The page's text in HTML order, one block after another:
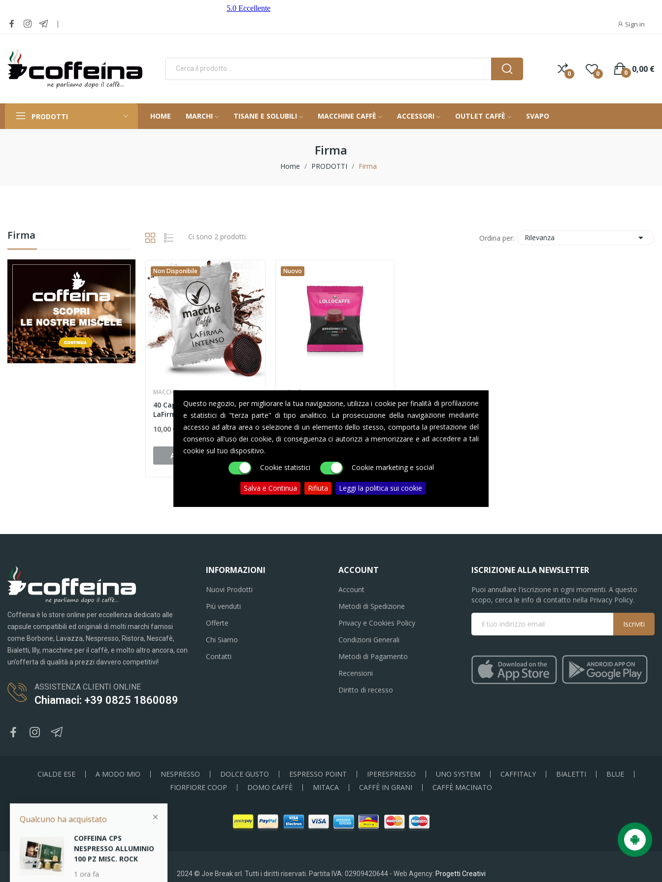
Sign in
0 0 0,00 €
0
PRODOTTI HOME MARCHI TISANE E SOLUBILI MACCHINE CAFFÈ ACCESSORI OUTLET CAFFÈ SVAPO
Firma
Home PRODOTTI Firma
Firma Ci sono 2 prodotti. Ordina per: Rilevanza 
Non Disponibile
MACCHE'
40 Capsule Macché Caffè
LaFirma Intenso -...
10,00 €
Aggiungi al carrello
Nuovo
LOLLO
80 Capsule Lollo Caffè
PassioneSigna Nero...
15,55 €
Coffeina è lo store online per eccellenza dedicato alle
capsule compatibili ed originali di molti marchi famosi
come Borbone, Lavazza, Nespresso, Ristora, Nescafè,
Bialetti, Illy, macchine per il caffè, e molto altro ancora, con
un’offerta di qualità a prezzi davvero competitivi!
ASSISTENZA CLIENTI ONLINE
Chiamaci: +39 0825 1860089
INFORMAZIONI
Nuovi Prodotti
Più venduti
Offerte
Chi Siamo
Contatti
ACCOUNT
Account
Metodi di Spedizione
Privacy e Cookies Policy
Condizioni Generali
Metodi di Pagamento
Recensioni
Diritto di recesso
ISCRIZIONE ALLA NEWSLETTER
Puoi annullare l'iscrizione in ogni momenti. A questo
scopo, cerca le info di contatto nella Privacy Policy.
Iscriviti
CIALDE ESE A MODO MIO NESPRESSO DOLCE GUSTO ESPRESSO POINT IPERESPRESSO UNO SYSTEM CAFFITALY BIALETTI
BLUE
FIORFIORE COOP
DOMO CAFFÈ MITACA CAFFÈ IN GRANI CAFFÈ MACINATO
2024 © Joe Break srl. Tutti i diritti riservati. Partita IVA: 02909420644 - Web Agency: Progetti Creativi
Qualcuno ha acquistato
COFFEINA CPS
NESPRESSO ALLUMINIO
100 PZ MISC. ROCK
1 ora fa
Questo negozio, per migliorare la tua navigazione, utilizza i cookie per finalità di profilazione
e statistici di "terza parte" di tipo analitico. La prosecuzione della navigazione mediante
accesso ad altra area o selezione di un elemento dello stesso, comporta la prestazione del
consenso all'uso dei cookie, di conseguenza ci autorizzi a memorizzare e ad accedere a tali
cookie sul tuo dispositivo.
Cookie statistici
Cookie marketing e social
Salva e Continua Rifiuta Leggi la politica sui cookie